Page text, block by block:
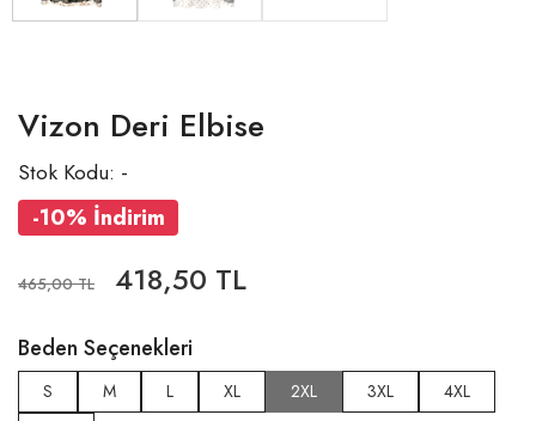
Vizon Deri Elbise
Stok Kodu: -
-10% İndirim
465,00 TL 418,50 TL
Beden Seçenekleri
S M L XL 2XL 3XL
4XL